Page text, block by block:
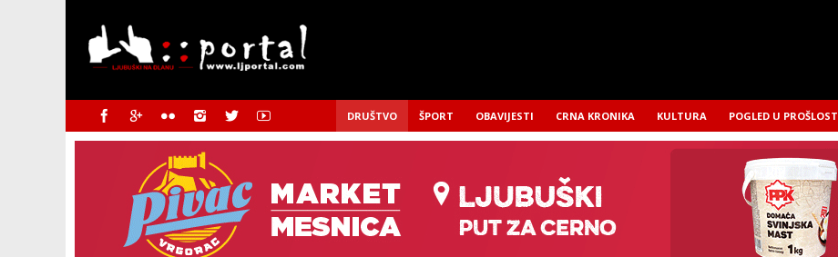
DRUŠTVO ŠPORT OBAVIJESTI CRNA KRONIKA KULTURA POGLED U PROŠLOST